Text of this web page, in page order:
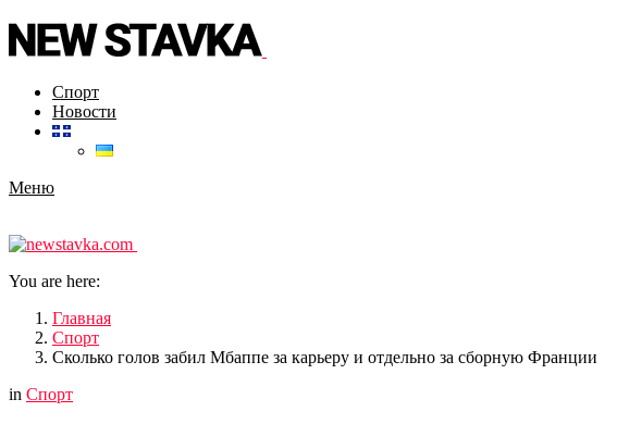
Спорт
Новости
Меню
You are here:
Главная
Спорт
Сколько голов забил Мбаппе за карьеру и отдельно за сборную Франции
in Спорт